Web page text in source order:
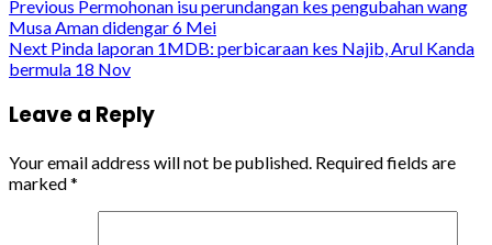
Previous Permohonan isu perundangan kes pengubahan wang
Musa Aman didengar 6 Mei
Next Pinda laporan 1MDB: perbicaraan kes Najib, Arul Kanda
bermula 18 Nov
Leave a Reply
Your email address will not be published. Required fields are
marked*